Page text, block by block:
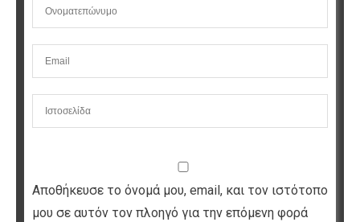
Αποθήκευσε το όνομά μου, email, και τον ιστότοπο
μου σε αυτόν τον πλοηγό για την επόμενη φορά